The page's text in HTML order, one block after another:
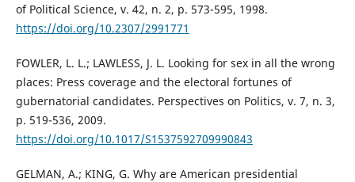
of Political Science, v. 42, n. 2, p. 573-595, 1998.
https://doi.org/10.2307/2991771
FOWLER, L. L.; LAWLESS, J. L. Looking for sex in all the wrong
places: Press coverage and the electoral fortunes of
gubernatorial candidates. Perspectives on Politics, v. 7, n. 3,
p. 519-536, 2009.
https://doi.org/10.1017/S1537592709990843
GELMAN, A.; KING, G. Why are American presidential